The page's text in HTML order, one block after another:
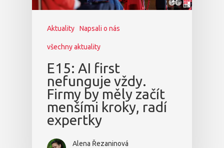
Aktuality Napsali o nás
všechny aktuality
E15: AI first
nefunguje vždy.
Firmy by měly začít
menšími kroky, radí
expertky
Alena Řezaninová